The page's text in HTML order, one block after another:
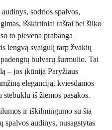
sodrios spalvos,
išskirtiniai raštai bei šilko
to plevena prabanga
lengvą svaigulį tarp žvakių
bulvarų šurmulio. Tai
– jos įkūnija Paryžiaus
eleganciją, kviesdamos
iš žiemos pasakos.
ir iškilmingumo su šia
spalvos audinys, nusagstytas